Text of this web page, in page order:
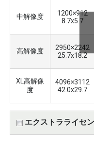
中解像度
1200×912
8.7x5.7
高解像度
2950×2242
25.7x18.2
XL高解像
度
4096×3112
42.0x29.7
エクストラライセ